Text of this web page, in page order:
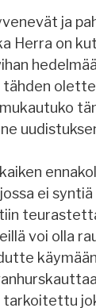
ja
Herra on
tähden
ei
voi olla
tarkoitettu